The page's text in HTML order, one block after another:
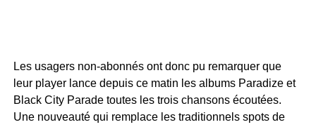
Les usagers non-abonnés ont donc pu remarquer que
leur player lance depuis ce matin les albums Paradize et
Black City Parade toutes les trois chansons écoutées.
Une nouveauté qui remplace les traditionnels spots de